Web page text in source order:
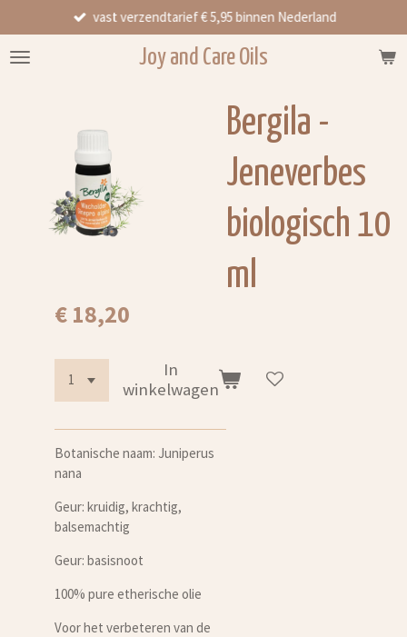
direct
naar
Joy and Care Oils
vast verzendtarief € 5,95 binnen Nederland
Bergila -
Jeneverbes
biologisch 10
ml
€ 18,20
In
winkelwagen
Botanische naam: Juniperus
nana
Geur: kruidig, krachtig,
balsemachtig
Geur: basisnoot
100% pure etherische olie
Voor het verbeteren van de